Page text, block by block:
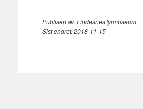
Publisert av:Lindesnes fyrmuseum
Sist endret:2018-11-15